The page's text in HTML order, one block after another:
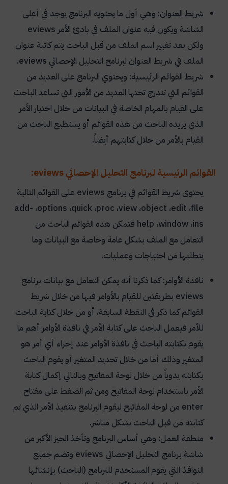
شريط العنوان: وهي أول ما يحتويه البرنامج يوجد في أعلى
الشاشة ويكون فيه عنوان الملف في بادئ الأمر eviews
ولكن بعد تغيير اسم الملف من قبل الباحث يتم كاتبة عنوان
الملف في شريط العنوان لبرنامج التحليل الإحصائي eviews
.
شريط القوائم الرئيسية: ويحتوي البرنامج على العديد من
القوائم التي تندرج تحتها العديد من الأمور التي تساعد الباحث
على القيام بالمهام الخاصة في البيانات من خلال اختيار الأمر
الذي يريده الباحث من هذه القوائم أو يستطيع الباحث من
القيام بالأمر من خلال كتابتهم أيضاً.
القوائم الرئيسية لبرنامج التحليل الإحصائي eviews:
يحتوى شريط القوائم في برنامج eviews على القوائم التالية
file، edit، object، view، proc، quick، options، add-
ins، window، help فتمكن هذه القوائم الباحث من
التعامل مع الملف بشكل عامة وخاصة مع البيانات وما
يتطلبها من احتياجات وعمليات.
نافذة الأوامر: كما ذكرنا أنه يمكن التعامل مع بيانات برنامج
eviews بطريقتين للقيام بالأوامر فيها من خلال شريط
القوائم كما ذكر في النقطة السابقة، أو من خلال كتابة الباحث
للأمر فيعمل الباحث على كتابة الأمر في نافذة الأوامر أهم ما
يقوم بكتابته الباحث في نافذة الأوامر عند إجراء أي أمر هو
المتغير وذلك أما من خلال تحديد المتغير أو يقوم الباحث
بكتابته يدوياً من خلال لوحة المفاتيح وبالتالي إكمال كتابة
الأمر باستخدام لوحة المفاتيح ومن ثم الضغط على مفتاح
enter من لوحة المفاتيح ليقوم البرنامج بتنفيذ الأمر الذي تم
كتابته من قبل الباحث بشكل مباشر.
منطقة العمل: وهي أساس البرنامج وتأخذ الحيز الأكبر من
شاشة برنامج التحليل الإحصائي eviews وتضم جميع
النوافذ التي يقوم المستخدم للبرنامج (الباحث) بإنشائها